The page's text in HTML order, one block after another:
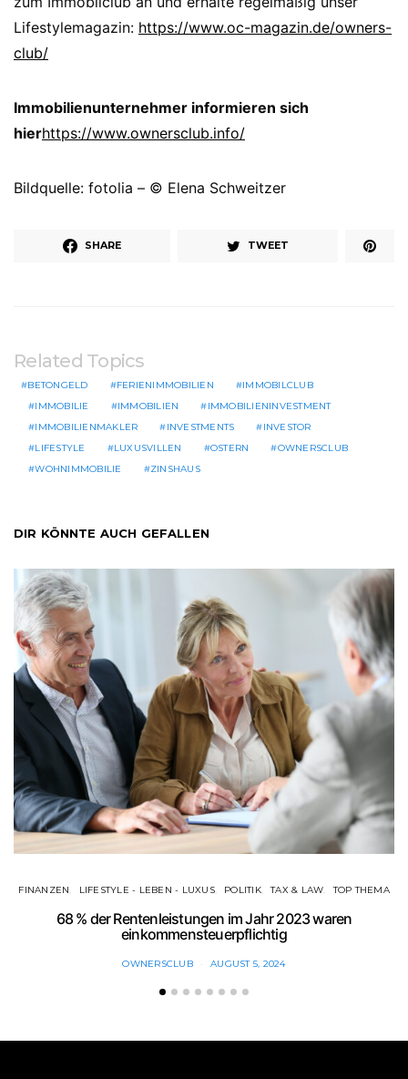
Lifestylemagazin: https://www.oc-magazin.de/owners-
club/
Immobilienunternehmer informieren sich
hierhttps://www.ownersclub.info/
Bildquelle: fotolia – © Elena Schweitzer
SHARE TWEET
Related Topics
BETONGELD FERIENIMMOBILIEN
IMMOBILCLUB
IMMOBILIE
IMMOBILIEN
IMMOBILIENINVESTMENT
IMMOBILIENMAKLER
INVESTMENTS
INVESTOR
LIFESTYLE
LUXUSVILLEN OSTERN
OWNERSCLUB
WOHNIMMOBILIE
ZINSHAUS
DIR KÖNNTE AUCH GEFALLEN
FINANZEN LIFESTYLE - LEBEN - LUXUS POLITIK TAX & LAW TOP THEMA
68 % der Rentenleistungen im Jahr 2023 waren
einkommensteuerpflichtig
OWNERSCLUB AUGUST 5, 2024